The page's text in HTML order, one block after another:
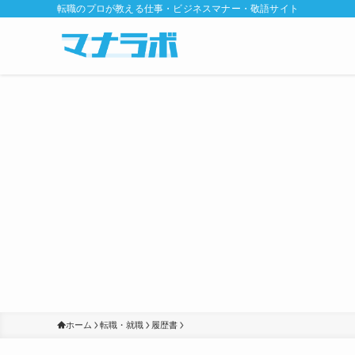
転職のプロが教える仕事・ビジネスマナー・敬語サイト
ホーム 転職・就職 履歴書